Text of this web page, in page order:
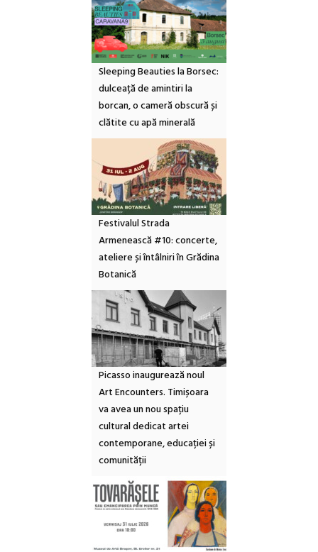
Sleeping Beauties la Borsec:
dulceață de amintiri la
borcan, o cameră obscură și
clătite cu apă minerală
Festivalul Strada
Armenească #10: concerte,
ateliere și întâlniri în Grădina
Botanică
Picasso inaugurează noul
Art Encounters. Timișoara
va avea un nou spațiu
cultural dedicat artei
contemporane, educației și
comunității